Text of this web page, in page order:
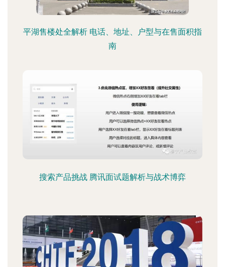
平湖售楼处全解析 电话、地址、户型与在售面积指
南
搜索产品挑战 腾讯面试题解析与战术博弈